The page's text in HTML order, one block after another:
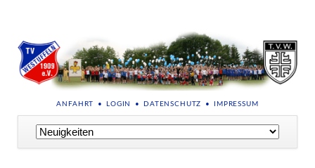
NAVIGATION
ANFAHRT LOGIN DATENSCHUTZ IMPRESSUM
Navigation
überspringen